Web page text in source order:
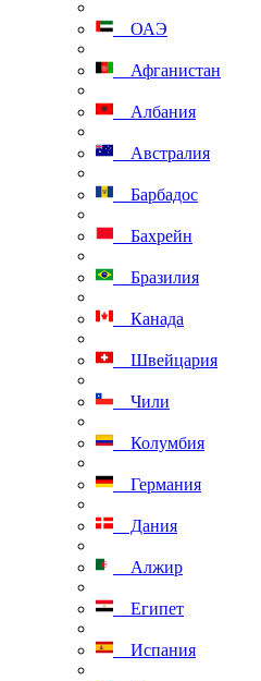
ОАЭ
Афганистан
Албания
Австралия
Барбадос
Бахрейн
Бразилия
Канада
Швейцария
Чили
Колумбия
Германия
Дания
Алжир
Египет
Испания